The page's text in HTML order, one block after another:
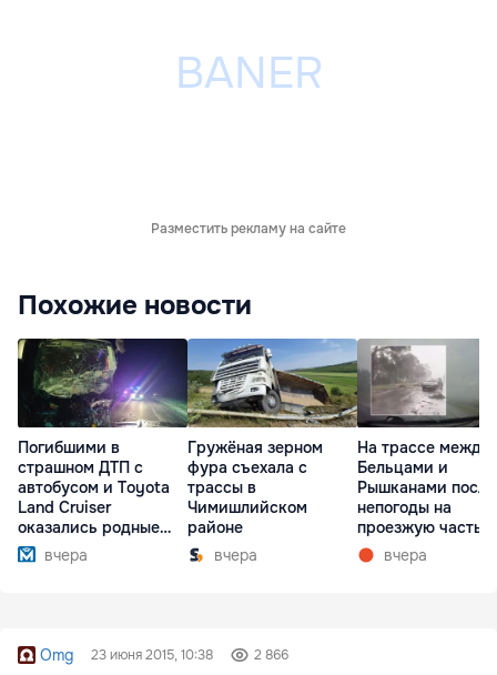
Разместить рекламу на сайте
Похожие новости
Погибшими в
страшном ДТП с
автобусом и Toyota
Land Cruiser
оказались родные
братьявчера
Гружёная зерном
фура съехала с
трассы в
Чимишлийском
районе
вчера
На трассе между
Бельцами и
Рышканами после
непогоды на
проезжую часть
упали деревья
вчера
Omg 23 июня 2015, 10:38 2 866